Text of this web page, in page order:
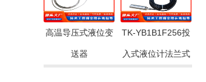
高温导压式液位变
送器
TK-YB1B1F256投
入式液位计法兰式